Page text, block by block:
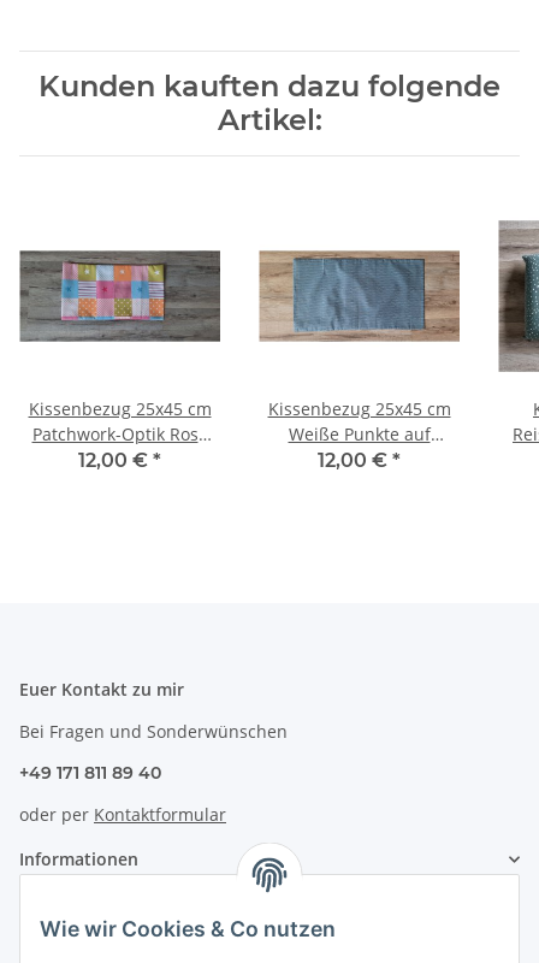
Wie wir Cookies & Co nutzen
Kunden kauften dazu folgende
Artikel:
Kissenbezug 25x45 cm
Patchwork-Optik Rosa
nur Bezug
12,00 € *
Kissenbezug 25x45 cm
Weiße Punkte auf
Blaugrau nur Bezug
12,00 € *
Euer Kontakt zu mir
Bei Fragen und Sonderwünschen
+49 171 811 89 40
oder per Kontaktformular
Informationen
Zahlung & Versand